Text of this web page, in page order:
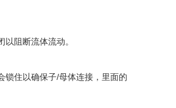
阻断流体流动。
住以确保子/母体连接，里面的